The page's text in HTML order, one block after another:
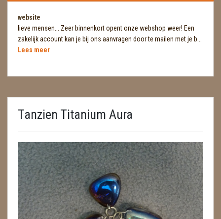
BROEKZAKSTENEN
CADEAUBONNEN
DIERTJES
DIVERSE
ENGELEN
GEODE 'S / STANDAARDS
GESLEPEN STENEN
HANGERS
website
lieve mensen... Zeer binnenkort opent onze webshop weer! Een
zakelijk account kan je bij ons aanvragen door te mailen met je b...
Lees meer
Tanzien Titanium Aura